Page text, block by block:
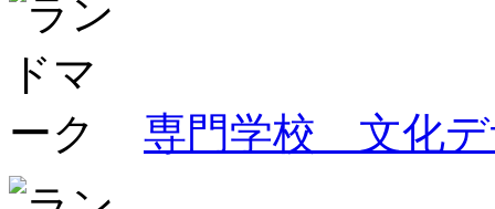
専門学校 文化デ